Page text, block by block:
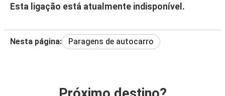
Esta ligação está atualmente indisponível.
Nesta página: Paragens de autocarro